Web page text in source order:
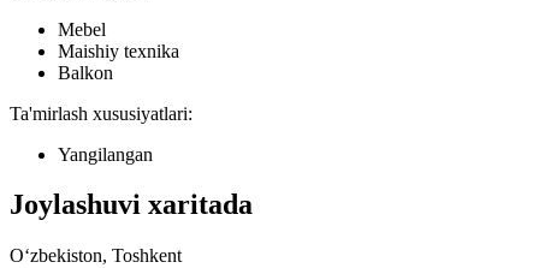
Mebel
Maishiy texnika
Balkon
Ta'mirlash xususiyatlari:
Yangilangan
Joylashuvi xaritada
Oʻzbekiston, Toshkent